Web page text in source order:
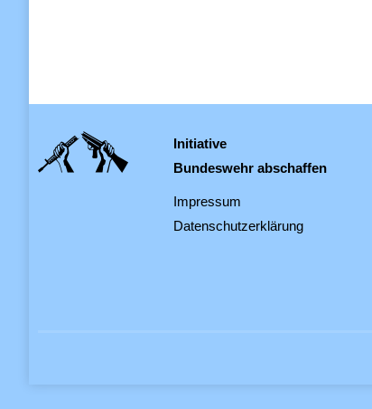
Initiative
Bundeswehr abschaffen
Impressum
Datenschutzerklärung